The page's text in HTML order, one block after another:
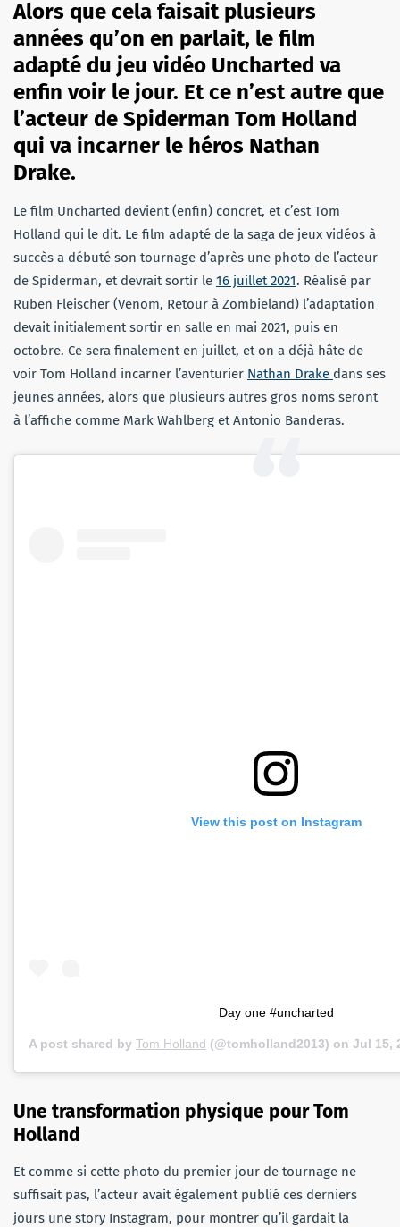
Alors que cela faisait plusieurs
années qu’on en parlait, le film
adapté du jeu vidéo Uncharted va
enfin voir le jour. Et ce n’est autre que
l’acteur de Spiderman Tom Holland
qui va incarner le héros Nathan
Drake.
Le film Uncharted devient (enfin) concret, et c’est Tom
Holland qui le dit. Le film adapté de la saga de jeux vidéos à
succès a débuté son tournage d’après une photo de l’acteur
de Spiderman, et devrait sortir le 16 juillet 2021. Réalisé par
Ruben Fleischer (Venom, Retour à Zombieland) l’adaptation
devait initialement sortir en salle en mai 2021, puis en
octobre. Ce sera finalement en juillet, et on a déjà hâte de
voir Tom Holland incarner l’aventurier Nathan Drake dans ses
jeunes années, alors que plusieurs autres gros noms seront
à l’affiche comme Mark Wahlberg et Antonio Banderas.
View this post on Instagram
Day one #uncharted
A post shared by Tom Holland (@tomholland2013) on Jul 15,
Une transformation physique pour Tom
Holland
Et comme si cette photo du premier jour de tournage ne
suffisait pas, l’acteur avait également publié ces derniers
jours une story Instagram, pour montrer qu’il gardait la